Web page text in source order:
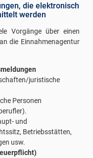
die elektronisch
werden
Vorgänge über einen
die Einnahmenagentur
juristische
Personen
und
Betriebsstätten,
usw.